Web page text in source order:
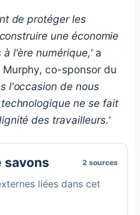
de protéger les
une économie
l'ère numérique,'a
co-sponsor du
l'occasion de nous
ne se fait
des travailleurs.'
savons 2 sources
liées dans cet